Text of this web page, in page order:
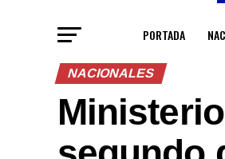
PORTADA
NACIONALES